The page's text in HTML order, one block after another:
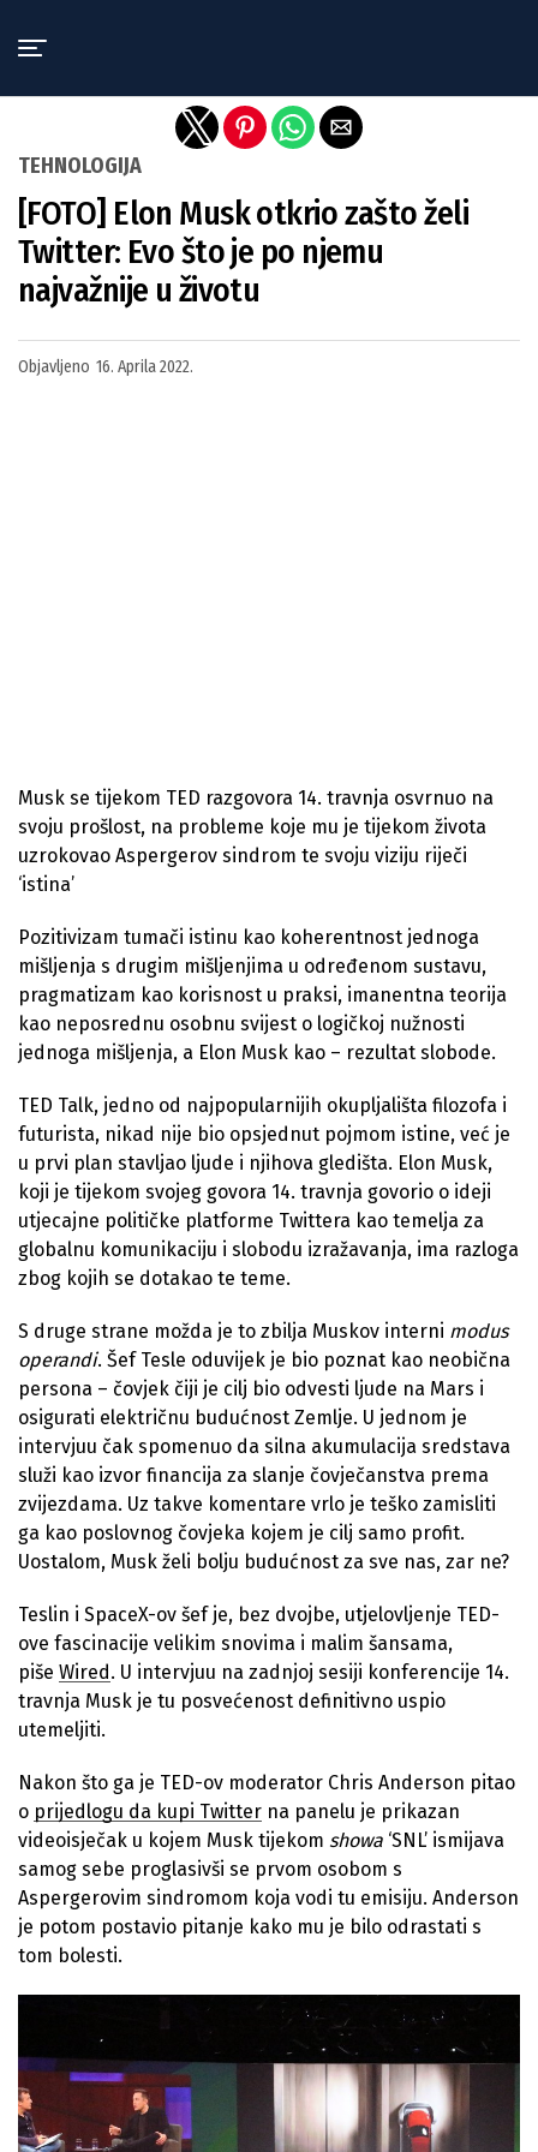
TEHNOLOGIJA
[FOTO] Elon Musk otkrio zašto želi
Twitter: Evo što je po njemu
najvažnije u životu
Objavljeno 16. Aprila 2022.
Musk se tijekom TED razgovora 14. travnja osvrnuo na
svoju prošlost, na probleme koje mu je tijekom života
uzrokovao Aspergerov sindrom te svoju viziju riječi
‘istina’
Pozitivizam tumači istinu kao koherentnost jednoga
mišljenja s drugim mišljenjima u određenom sustavu,
pragmatizam kao korisnost u praksi, imanentna teorija
kao neposrednu osobnu svijest o logičkoj nužnosti
jednoga mišljenja, a Elon Musk kao – rezultat slobode.
TED Talk, jedno od najpopularnijih okupljališta filozofa i
futurista, nikad nije bio opsjednut pojmom istine, već je
u prvi plan stavljao ljude i njihova gledišta. Elon Musk,
koji je tijekom svojeg govora 14. travnja govorio o ideji
utjecajne političke platforme Twittera kao temelja za
globalnu komunikaciju i slobodu izražavanja, ima razloga
zbog kojih se dotakao te teme.
S druge strane možda je to zbilja Muskov interni modus
operandi. Šef Tesle oduvijek je bio poznat kao neobična
persona – čovjek čiji je cilj bio odvesti ljude na Mars i
osigurati električnu budućnost Zemlje. U jednom je
intervjuu čak spomenuo da silna akumulacija sredstava
služi kao izvor financija za slanje čovječanstva prema
zvijezdama. Uz takve komentare vrlo je teško zamisliti
ga kao poslovnog čovjeka kojem je cilj samo profit.
Uostalom, Musk želi bolju budućnost za sve nas, zar ne?
Teslin i SpaceX-ov šef je, bez dvojbe, utjelovljenje TED-
ove fascinacije velikim snovima i malim šansama,
piše Wired. U intervjuu na zadnjoj sesiji konferencije 14.
travnja Musk je tu posvećenost definitivno uspio
utemeljiti.
Nakon što ga je TED-ov moderator Chris Anderson pitao
o prijedlogu da kupi Twitter na panelu je prikazan
videoisječak u kojem Musk tijekom showa ‘SNL’ ismijava
samog sebe proglasivši se prvom osobom s
Aspergerovim sindromom koja vodi tu emisiju. Anderson
je potom postavio pitanje kako mu je bilo odrastati s
tom bolesti.